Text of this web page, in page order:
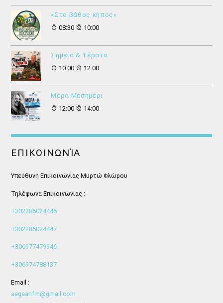
«Στο βάθος κήπος»
08:30
10:00
Σημεία & Τέρατα
10:00
12:00
Μέρα Μεσημέρι
12:00
14:00
ΕΠΙΚΟΙΝΩΝΊΑ
Υπεύθυνη Επικοινωνίας Μυρτώ Φλώρου
Τηλέφωνα Επικοινωνίας :
+302285024446
+302285024447
+306977479946
+306974788137
Email :
aegeanfm@gmail.com